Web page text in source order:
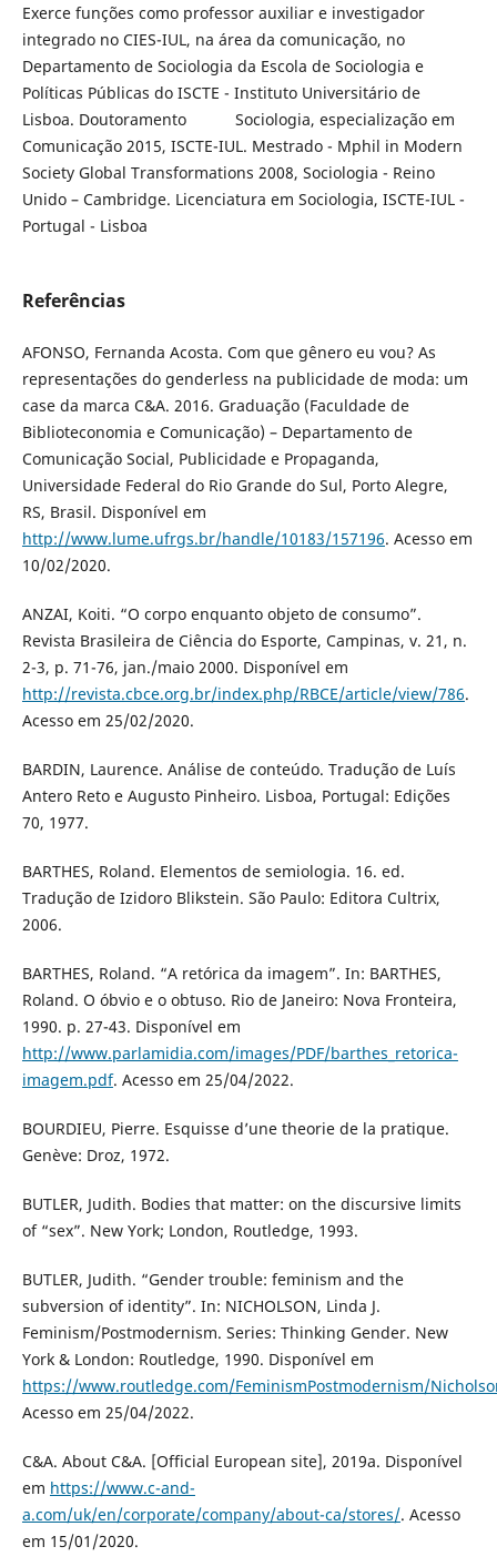
Exerce funções como professor auxiliar e investigador
integrado no CIES-IUL, na área da comunicação, no
Departamento de Sociologia da Escola de Sociologia e
Políticas Públicas do ISCTE - Instituto Universitário de
Lisboa. Doutoramento Sociologia, especialização em
Comunicação 2015, ISCTE-IUL. Mestrado - Mphil in Modern
Society Global Transformations 2008, Sociologia - Reino
Unido – Cambridge. Licenciatura em Sociologia, ISCTE-IUL -
Portugal - Lisboa
Referências
AFONSO, Fernanda Acosta. Com que gênero eu vou? As
representações do genderless na publicidade de moda: um
case da marca C&A. 2016. Graduação (Faculdade de
Biblioteconomia e Comunicação) – Departamento de
Comunicação Social, Publicidade e Propaganda,
Universidade Federal do Rio Grande do Sul, Porto Alegre,
RS, Brasil. Disponível em
http://www.lume.ufrgs.br/handle/10183/157196. Acesso em
10/02/2020.
ANZAI, Koiti. “O corpo enquanto objeto de consumo”.
Revista Brasileira de Ciência do Esporte, Campinas, v. 21, n.
2-3, p. 71-76, jan./maio 2000. Disponível em
http://revista.cbce.org.br/index.php/RBCE/article/view/786.
Acesso em 25/02/2020.
BARDIN, Laurence. Análise de conteúdo. Tradução de Luís
Antero Reto e Augusto Pinheiro. Lisboa, Portugal: Edições
70, 1977.
BARTHES, Roland. Elementos de semiologia. 16. ed.
Tradução de Izidoro Blikstein. São Paulo: Editora Cultrix,
2006.
BARTHES, Roland. “A retórica da imagem”. In: BARTHES,
Roland. O óbvio e o obtuso. Rio de Janeiro: Nova Fronteira,
1990. p. 27-43. Disponível em
http://www.parlamidia.com/images/PDF/barthes_retorica-
imagem.pdf. Acesso em 25/04/2022.
BOURDIEU, Pierre. Esquisse d’une theorie de la pratique.
Genève: Droz, 1972.
BUTLER, Judith. Bodies that matter: on the discursive limits
of “sex”. New York; London, Routledge, 1993.
BUTLER, Judith. “Gender trouble: feminism and the
subversion of identity”. In: NICHOLSON, Linda J.
Feminism/Postmodernism. Series: Thinking Gender. New
York & London: Routledge, 1990. Disponível em
https://www.routledge.com/FeminismPostmodernism/
Acesso em 25/04/2022.
C&A. About C&A. [Official European site], 2019a. Disponível
em https://www.c-and-
a.com/uk/en/corporate/company/about-ca/stores/. Acesso
em 15/01/2020.